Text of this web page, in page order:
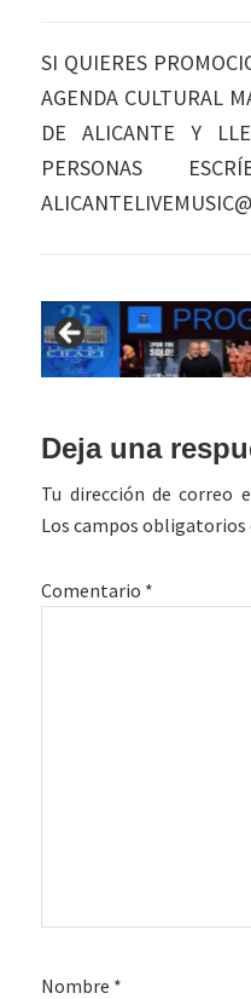
SI QUIERES
AGENDA CULTURAL
DE ALICANTE Y
PERSONAS
Interacciones
con
los
Deja una
Tu dirección de correo
Los campos obligatorios
Comentario *
Nombre *